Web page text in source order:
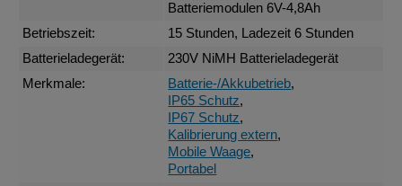
Batteriemodulen 6V-4,8Ah
Betriebszeit:
15 Stunden, Ladezeit 6 Stunden
Batterieladegerät:
230V NiMH Batterieladegerät
Merkmale:
Batterie-/Akkubetrieb,
IP65 Schutz,
IP67 Schutz,
Kalibrierung extern,
Mobile Waage,
Portabel